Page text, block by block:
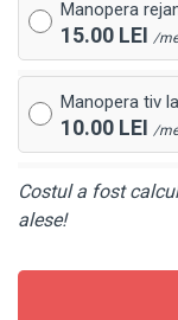
Manopera
15.00 LEI /
Manopera tiv
10.00 LEI /
Costul a fost
alese!